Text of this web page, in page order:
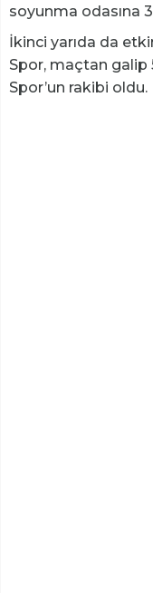
soyunma odasına
İkinci yarıda da
Spor, maçtan galip
Spor’un rakibi oldu.